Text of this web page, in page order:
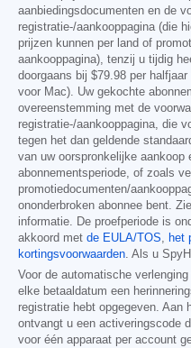
aanbiedingsdocumenten en de
registratie-/aankooppagina (die
prijzen kunnen per land of
aankooppagina), tenzij u tijdig
doorgaans bij $79.98 per
voor Mac). Uw gekochte
overeenstemming met de
registratie-/aankooppagina, die
tegen het dan geldende
van uw oorspronkelijke aankoop
abonnementsperiode, of zoals
promotiedocumenten/
ononderbroken abonnee bent.
informatie. De proefperiode is
akkoord met de EULA/TOS, het
kortingsvoorwaarden. Als u
Voor de automatische
elke betaaldatum een
registratie hebt opgegeven. Aan
ontvangt u een activeringscode
voor één apparaat per account